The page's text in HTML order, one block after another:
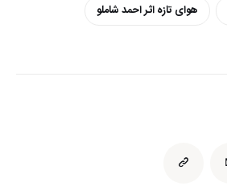
هوای تازه اثر احمد شاملو